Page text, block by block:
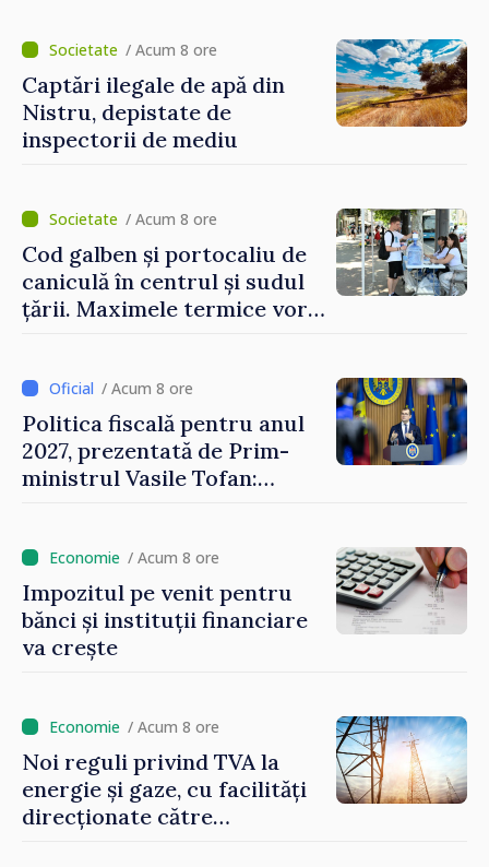
/ Acum 8 ore
Captări ilegale de apă din
Nistru, depistate de
inspectorii de mediu
/ Acum 8 ore
Cod galben și portocaliu de
caniculă în centrul și sudul
țării. Maximele termice vor
/ Acum 8 ore
Politica fiscală pentru anul
2027, prezentată de Prim-
ministrul Vasile Tofan:
taxare mai echitabilă
/ Acum 8 ore
Impozitul pe venit pentru
bănci și instituții financiare
va crește
/ Acum 8 ore
Noi reguli privind TVA la
energie și gaze, cu facilități
direcționate către